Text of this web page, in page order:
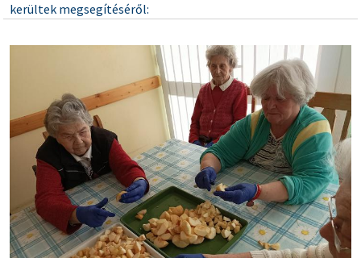
kerültek megsegítéséről: